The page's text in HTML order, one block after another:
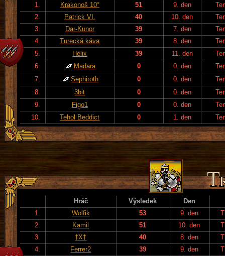
1.
Krakonoš 10° 51 9. den
2.
Patrick VI. 40 10. den
3.
Dar-Kunor 39 7. den
4.
Turecká káva 39 8. den
5.
Helix 39 11. den
6.
Madara 0 0. den
7.
Sephiroth 0 0. den
8.
3bit 0 0. den
9.
Figo1 0 0. den
10.
Tehol Beddict 0 1. den
Hráč Výsledek
Den
1.
Wolfik 53 9. den
2.
Kamil 51 10. den
3.
†X† 40 8. den
4.
Ferrer2 39 9. den